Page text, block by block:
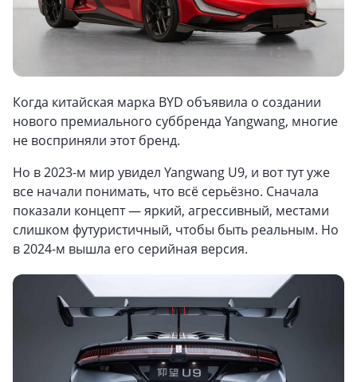
Когда китайская марка BYD объявила о создании
нового премиального суббренда Yangwang, многие
не восприняли этот бренд.
Но в 2023-м мир увидел Yangwang U9, и вот тут уже
все начали понимать, что всё серьёзно. Сначала
показали концепт — яркий, агрессивный, местами
слишком футуристичный, чтобы быть реальным. Но
в 2024-м вышла его серийная версия.